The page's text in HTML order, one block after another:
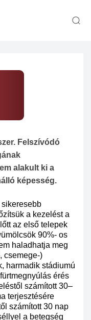
Felszívódó
alakult ki a
képesség.
sikeresebb
a kezelést a
az első telepek
90%- os
haladhatja meg
csemege-)
harmadik stádiumú
érés
számított 30–
terjesztésére
számított 30 nap
a betegség